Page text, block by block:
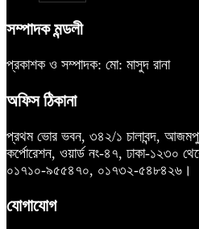
সম্পাদক মন্ডলী
প্রকাশক ও সম্পাদক: মো: মাসুদ রানা
অফিস ঠিকানা
প্রথম ভোর ভবন, ৩৪২/১ চালাবন্দ,
কর্পোরেশন, ওয়ার্ড নং-৪৭, ঢাকা-১২৩০
০১৭১০-৯৫৫৪৭০, ০১৭৩২-৫৪৮৪২৬।
যোগাযোগ